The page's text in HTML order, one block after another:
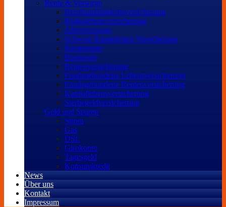
Rente & Vorsorge
Berufs­unfähigkeitsversicherung
Risikolebensversicherung
Altersvorsorge
Schwere Krankheiten Versicherung
Riesterrente
Basisrente
Rentenversicherung
Fondsgebundene Lebensversicherung
Fondsgebundene Rentenversicherung
Kapitallebensversicherung
Sterbegeldversicherung
Geld und Sparen
Strom
Gas
DSL
Girokonto
Tagesgeld
Konsumkredit
News
Über uns
Kontakt
Impressum